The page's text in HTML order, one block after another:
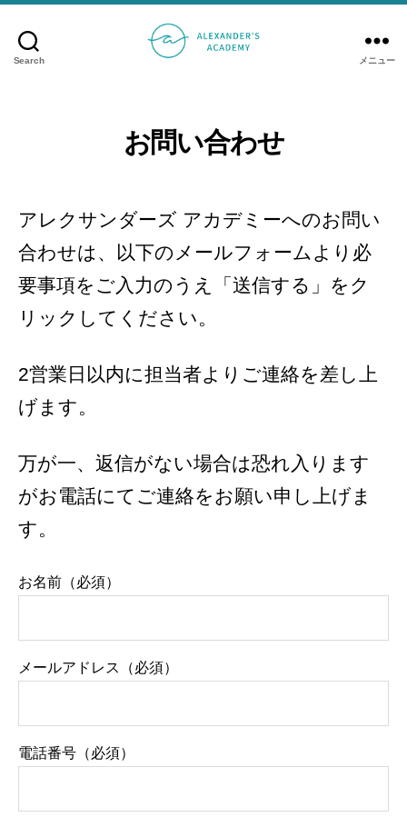
Search
サ
ン
ズ
カ
デ
ー
メニュー
お問い合わせ
アレクサンダーズ アカデミーへのお問い
合わせは、以下のメールフォームより必
要事項をご入力のうえ「送信する」をク
リックしてください。
2営業日以内に担当者よりご連絡を差し上
げます。
万が一、返信がない場合は恐れ入ります
がお電話にてご連絡をお願い申し上げま
す。
お名前（必須）
メールアドレス（必須）
電話番号（必須）